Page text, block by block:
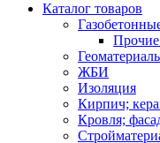
Каталог товаров
Прочие
ЖБИ
Изоляция
Кирпич;
Кровля;